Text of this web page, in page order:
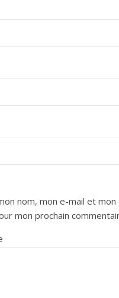
nom, mon e-mail et mon
mon prochain